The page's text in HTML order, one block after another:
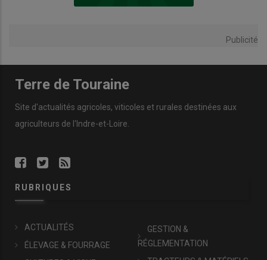
Publicité
Terre de Touraine
Site d'actualités agricoles, viticoles et rurales destinées aux
agriculteurs de l'Indre-et-Loire.
RUBRIQUES
ACTUALITÉS
ÉLEVAGE & FOURRAGE
GESTION &
RÉGLEMENTATION